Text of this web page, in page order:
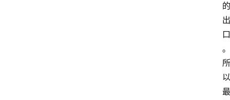
的
出
口
。
所
以
最